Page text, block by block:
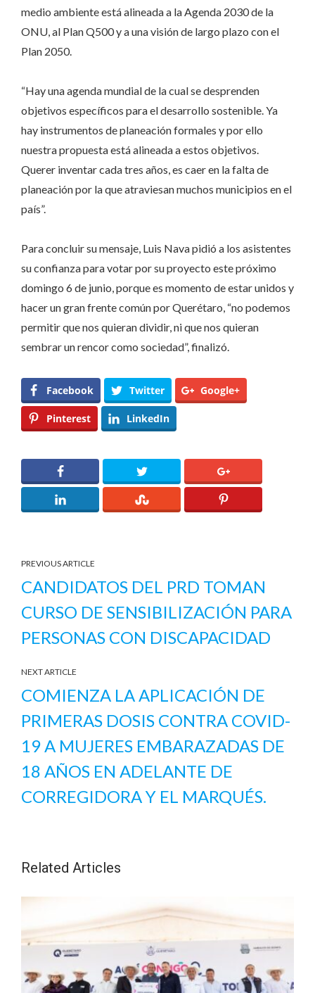
medio ambiente está alineada a la Agenda 2030 de la
ONU, al Plan Q500 y a una visión de largo plazo con el
Plan 2050.
“Hay una agenda mundial de la cual se desprenden
objetivos específicos para el desarrollo sostenible. Ya
hay instrumentos de planeación formales y por ello
nuestra propuesta está alineada a estos objetivos.
Querer inventar cada tres años, es caer en la falta de
planeación por la que atraviesan muchos municipios en el
país”.
Para concluir su mensaje, Luis Nava pidió a los asistentes
su confianza para votar por su proyecto este próximo
domingo 6 de junio, porque es momento de estar unidos y
hacer un gran frente común por Querétaro, “no podemos
permitir que nos quieran dividir, ni que nos quieran
sembrar un rencor como sociedad”, finalizó.
Facebook Twitter Google+
Pinterest LinkedIn
PREVIOUS ARTICLE
CANDIDATOS DEL PRD TOMAN
CURSO DE SENSIBILIZACIÓN PARA
PERSONAS CON DISCAPACIDAD
NEXT ARTICLE
COMIENZA LA APLICACIÓN DE
PRIMERAS DOSIS CONTRA COVID-
19 A MUJERES EMBARAZADAS DE
18 AÑOS EN ADELANTE DE
CORREGIDORA Y EL MARQUÉS.
Related Articles